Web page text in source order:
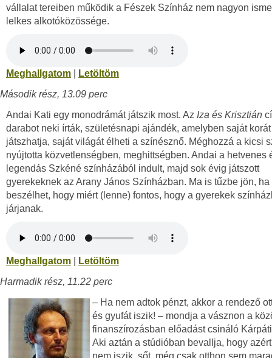
vállalat tereiben működik a Fészek Színház nem nagyon
lelkes alkotóközössége.
Meghallgatom
Letöltöm
Második rész, 13.09 perc
Andai Kati egy monodrámát játszik most. Az Iza és Krisztián
darabot neki írták, születésnapi ajándék, amelyben saját korát
játszhatja, saját világát élheti a színésznő. Méghozzá a kicsi
nyújtotta közvetlenségben, meghittségben. Andai a hetvenes
legendás Szkéné színházából indult, majd sok évig játszott
gyerekeknek az Arany János Színházban. Ma is tűzbe jön, ha
beszélhet, hogy miért (lenne) fontos, hogy a gyerekek
járjanak.
Meghallgatom
Letöltöm
Harmadik rész, 11.22 perc
– Ha nem adtok pénzt, akkor a rendező
és gyufát iszik! – mondja a vásznon a
finanszírozásban előadást csináló
Aki aztán a stúdióban bevallja, hogy
nem iszik, sőt, még csak otthon sem